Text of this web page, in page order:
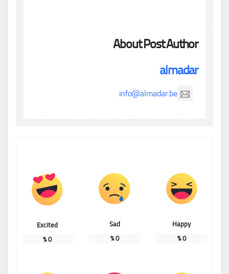
About Post Author
almadar
info@almadar.be
Happy
0
%
Sad
0
%
Excited
0
%